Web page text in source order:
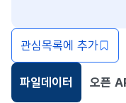
관심목록에 추가
파일데이터
선택됨
오픈